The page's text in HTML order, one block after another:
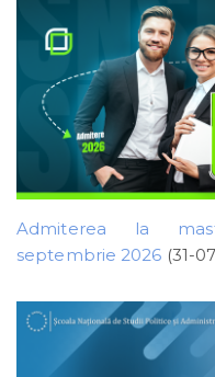
Admiterea la
septembrie 2026 (31-